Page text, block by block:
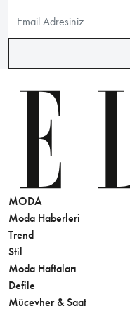
MODA
Moda Haberleri
Trend
Stil
Moda Haftaları
Defile
Mücevher & Saat